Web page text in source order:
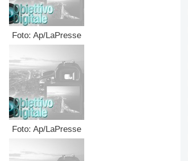
Foto: Ap/LaPresse
Foto: Ap/LaPresse